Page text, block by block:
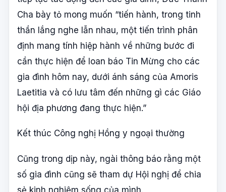
Cha bày tỏ mong muốn “tiến hành, trong tinh
thần lắng nghe lẫn nhau, một tiến trình phân
định mang tính hiệp hành về những bước đi
cần thực hiện để loan báo Tin Mừng cho các
gia đình hôm nay, dưới ánh sáng của Amoris
Laetitia và có lưu tâm đến những gì các Giáo
hội địa phương đang thực hiện.”
Kết thúc Công nghị Hồng y ngoại thường
Cũng trong dịp này, ngài thông báo rằng một
số gia đình cũng sẽ tham dự Hội nghị để chia
sẻ kinh nghiệm sống của mình.